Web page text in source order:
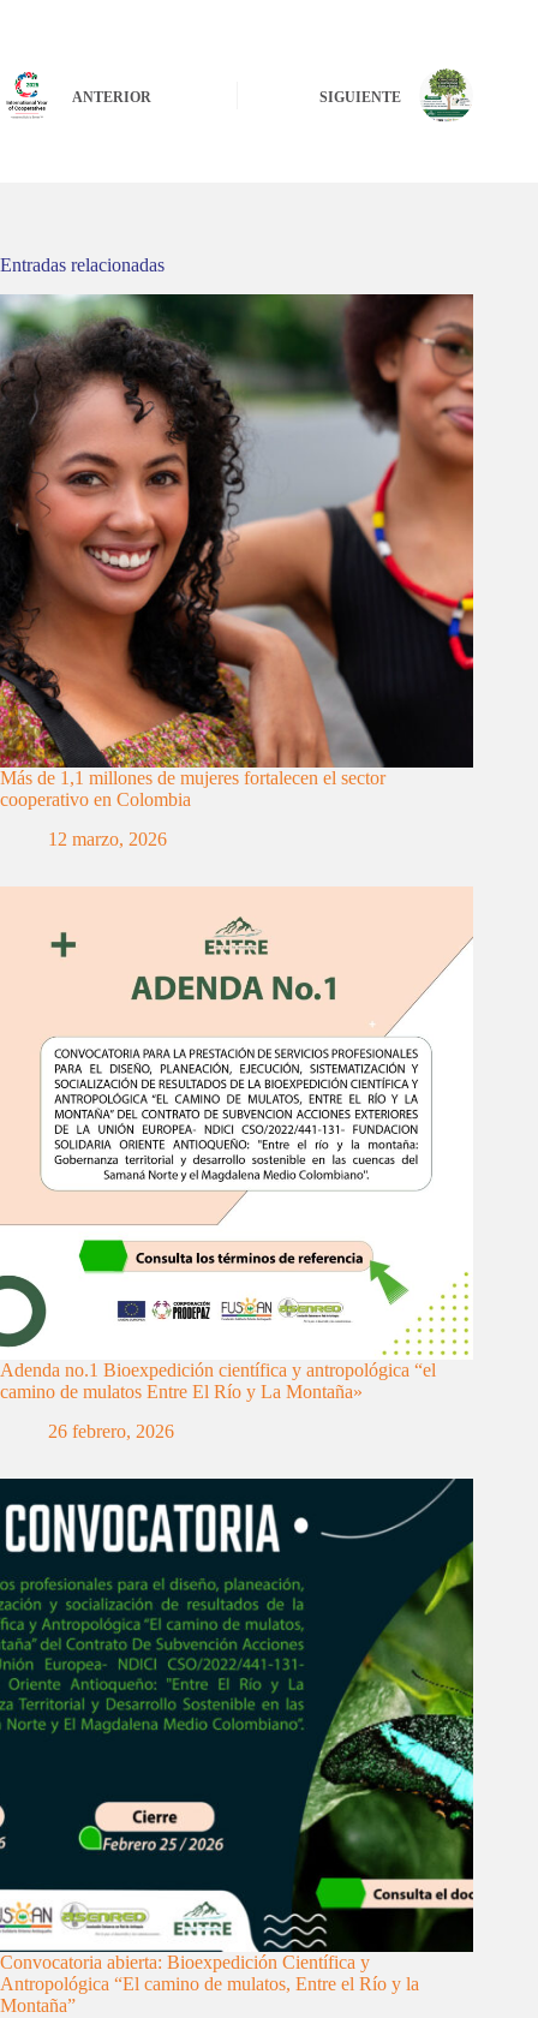
ANTERIOR SIGUIENTE
Entradas relacionadas
Más de 1,1 millones de mujeres fortalecen el sector
cooperativo en Colombia
12 marzo, 2026
Adenda no.1 Bioexpedición científica y antropológica “el
camino de mulatos Entre El Río y La Montaña»
26 febrero, 2026
Convocatoria abierta: Bioexpedición Científica y
Antropológica “El camino de mulatos, Entre el Río y la
Montaña”